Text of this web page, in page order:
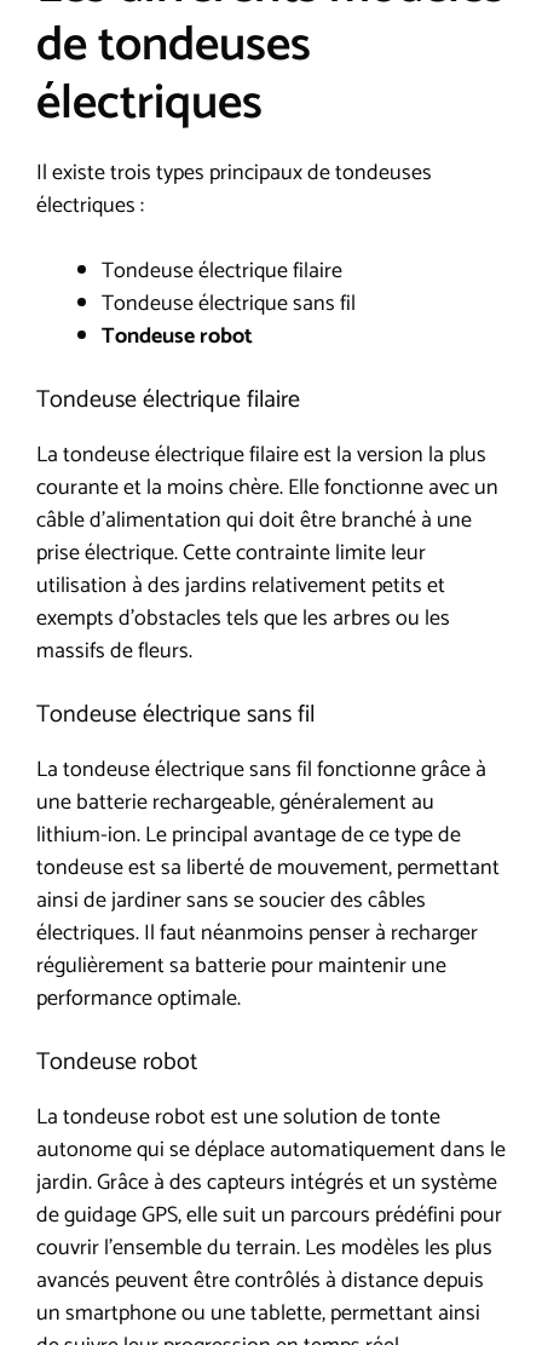
de tondeuses
électriques
Il existe trois types principaux de tondeuses
électriques :
Tondeuse électrique filaire
Tondeuse électrique sans fil
Tondeuse robot
Tondeuse électrique filaire
La tondeuse électrique filaire est la version la plus
courante et la moins chère. Elle fonctionne avec un
câble d’alimentation qui doit être branché à une
prise électrique. Cette contrainte limite leur
utilisation à des jardins relativement petits et
exempts d’obstacles tels que les arbres ou les
massifs de fleurs.
Tondeuse électrique sans fil
La tondeuse électrique sans fil fonctionne grâce à
une batterie rechargeable, généralement au
lithium-ion. Le principal avantage de ce type de
tondeuse est sa liberté de mouvement, permettant
ainsi de jardiner sans se soucier des câbles
électriques. Il faut néanmoins penser à recharger
régulièrement sa batterie pour maintenir une
performance optimale.
Tondeuse robot
La tondeuse robot est une solution de tonte
autonome qui se déplace automatiquement dans le
jardin. Grâce à des capteurs intégrés et un système
de guidage GPS, elle suit un parcours prédéfini pour
couvrir l’ensemble du terrain. Les modèles les plus
avancés peuvent être contrôlés à distance depuis
un smartphone ou une tablette, permettant ainsi